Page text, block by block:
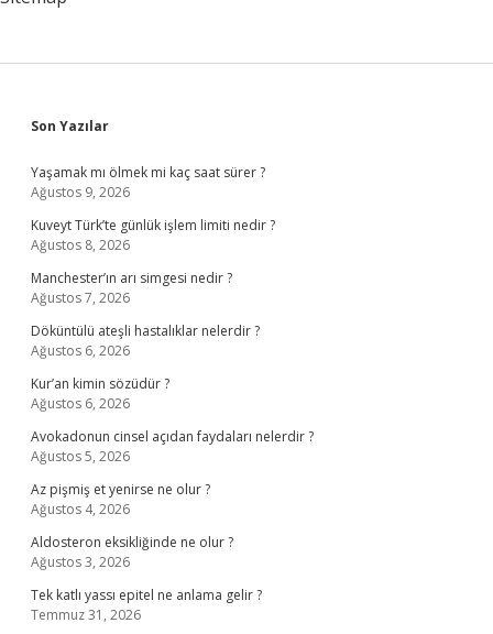
Sidebar
Son Yazılar
Yaşamak mı ölmek mi kaç saat sürer ?
Ağustos 9, 2026
Kuveyt Türk’te günlük işlem limiti nedir ?
Ağustos 8, 2026
Manchester’ın arı simgesi nedir ?
Ağustos 7, 2026
Döküntülü ateşli hastalıklar nelerdir ?
Ağustos 6, 2026
Kur’an kimin sözüdür ?
Ağustos 6, 2026
Avokadonun cinsel açıdan faydaları nelerdir ?
Ağustos 5, 2026
Az pişmiş et yenirse ne olur ?
Ağustos 4, 2026
Aldosteron eksikliğinde ne olur ?
Ağustos 3, 2026
Tek katlı yassı epitel ne anlama gelir ?
Temmuz 31, 2026